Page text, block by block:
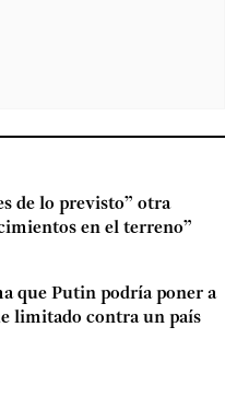
de lo previsto” otra
en el terreno”
que Putin podría poner a
limitado contra un país